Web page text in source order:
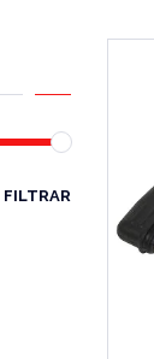
FILTRAR